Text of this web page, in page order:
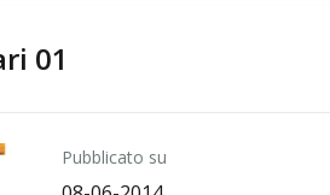
01
Pubblicato su